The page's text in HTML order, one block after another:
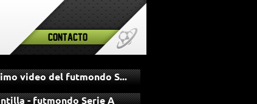
Contacto
Último video del futmondo Serie A
- futmondo Serie A